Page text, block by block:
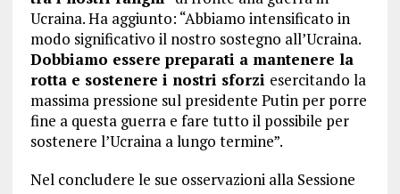
Ucraina. Ha aggiunto: “Abbiamo intensificato in
modo significativo il nostro sostegno all’Ucraina.
Dobbiamo essere preparati a mantenere la
rotta e sostenere i nostri sforzi esercitando la
massima pressione sul presidente Putin per porre
fine a questa guerra e fare tutto il possibile per
sostenere l’Ucraina a lungo termine”.
Nel concludere le sue osservazioni alla Sessione